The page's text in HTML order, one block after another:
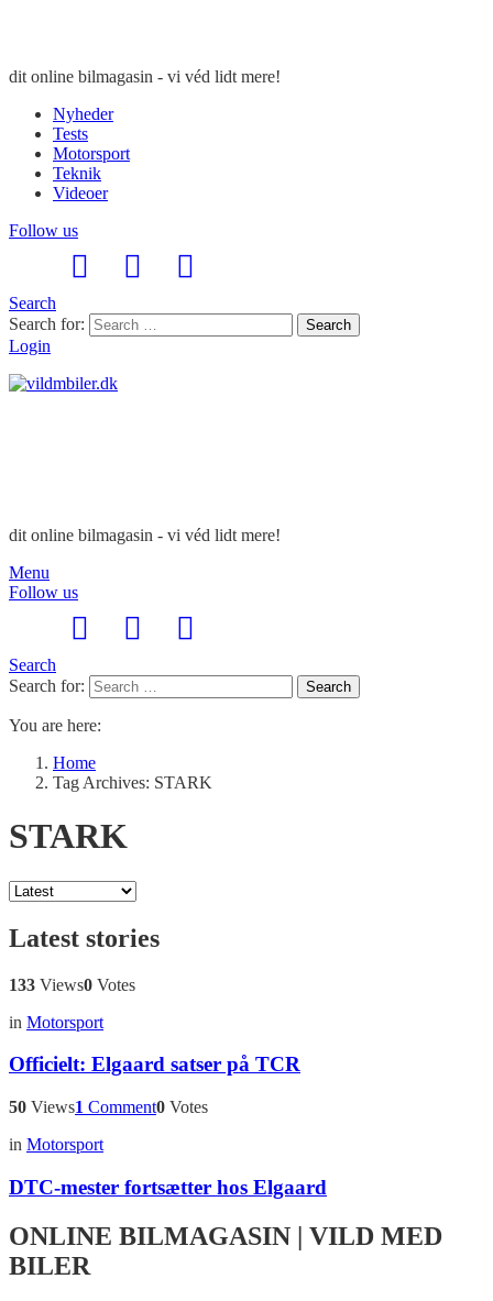
dit online bilmagasin - vi véd lidt mere!
Nyheder
Tests
Motorsport
Teknik
Videoer
Follow us
Search
Search for:
Search
Login
dit online bilmagasin - vi véd lidt mere!
Menu
Follow us
Search
Search for:
Search
You are here:
Home
Tag Archives: STARK
STARK
Latest stories
133 Views0 Votes
in Motorsport
Officielt: Elgaard satser på TCR
50 Views1 Comment0 Votes
in Motorsport
DTC-mester fortsætter hos Elgaard
ONLINE BILMAGASIN | VILD MED
BILER